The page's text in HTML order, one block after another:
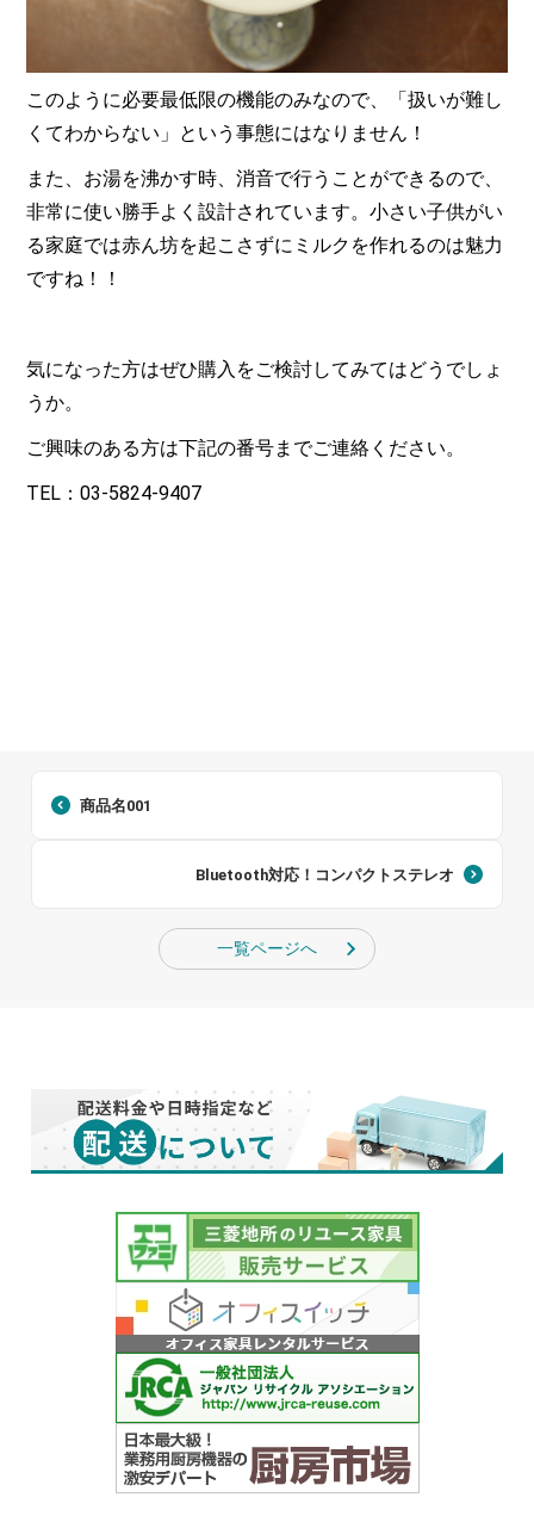
このように必要最低限の機能のみなので、「扱いが難し
くてわからない」という事態にはなりません！
また、お湯を沸かす時、消音で行うことができるので、
非常に使い勝手よく設計されています。小さい子供がい
る家庭では赤ん坊を起こさずにミルクを作れるのは魅力
ですね！！
気になった方はぜひ購入をご検討してみてはどうでしょ
うか。
ご興味のある方は下記の番号までご連絡ください。
TEL：03-5824-9407
商品名001
Bluetooth対応！コンパクトステレオ
一覧ページへ